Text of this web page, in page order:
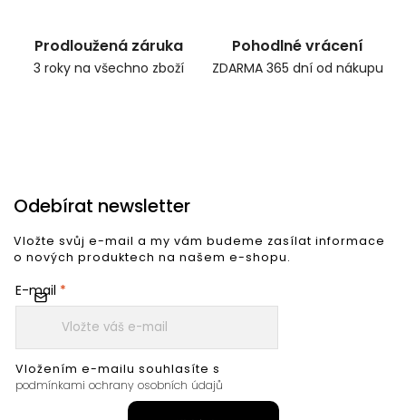
Prodloužená záruka
3 roky na všechno zboží
Pohodlné vrácení
ZDARMA 365 dní od nákupu
Odebírat newsletter
Vložte svůj e-mail a my vám budeme zasílat informace
o nových produktech na našem e-shopu.
E-mail
Vložením e-mailu souhlasíte s
podmínkami ochrany osobních údajů